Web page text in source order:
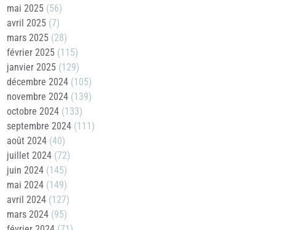
mai 2025 (56)
avril 2025 (7)
mars 2025 (28)
février 2025 (115)
janvier 2025 (129)
décembre 2024 (105)
novembre 2024 (139)
octobre 2024 (133)
septembre 2024 (111)
août 2024 (40)
juillet 2024 (72)
juin 2024 (145)
mai 2024 (149)
avril 2024 (127)
mars 2024 (95)